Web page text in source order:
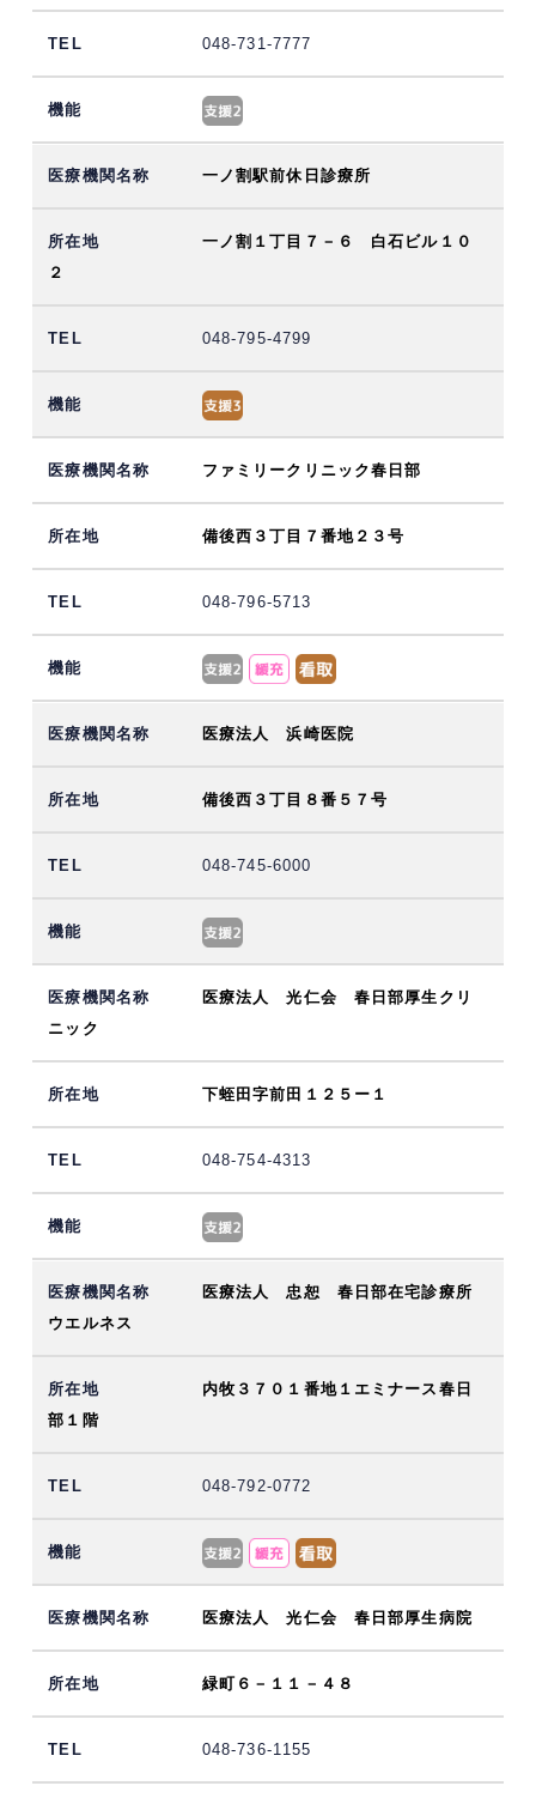
048-731-7777
一ノ割駅前休日診療所
一ノ割１丁目７－６ 白石ビル１０
２
048-795-4799
ファミリークリニック春日部
備後西３丁目７番地２３号
048-796-5713
医療法人 浜崎医院
備後西３丁目８番５７号
048-745-6000
医療法人 光仁会 春日部厚生クリ
ニック
下蛭田字前田１２５ー１
048-754-4313
医療法人 忠恕 春日部在宅診療所
ウエルネス
内牧３７０１番地１エミナース春日
部１階
048-792-0772
医療法人 光仁会 春日部厚生病院
緑町６－１１－４８
048-736-1155